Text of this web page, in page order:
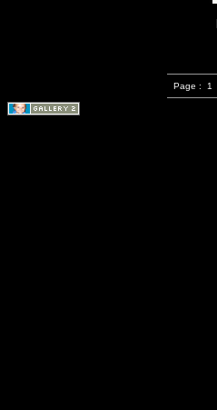
Page : 1